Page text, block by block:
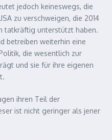
jedoch keineswegs, die
zu verschweigen, die 2014
tatkräftig unterstützt haben.
betreiben weiterhin eine
die wesentlich zur
und sie für ihre eigenen
ihren Teil der
ist nicht geringer als jener